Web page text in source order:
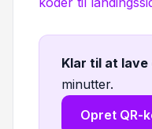
Klar til at lave
minutter.
Opret QR-